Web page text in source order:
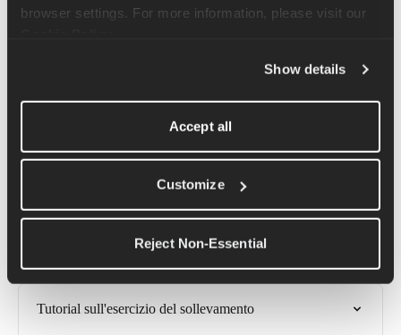
Show details
Accept all
Customize
Reject Non-Essential
Da lì, metti le dita sulle tempie e tira indietro le spalle,
È importante assicurarsi che durante tutto il movimento il peso
ripetizione e l'altra si torni completamente indietro facendo
rotolare il torace intorno alla palla.
Articoli correlati
Tutorial sull'esercizio del sollevamento